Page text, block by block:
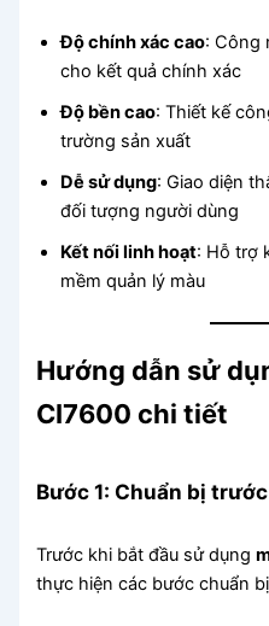
Độ chính xác cao: Công
cho kết quả chính xác
Độ bền cao: Thiết kế
trường sản xuất
Dễ sử dụng: Giao diện
đối tượng người dùng
Kết nối linh hoạt: Hỗ trợ
mềm quản lý màu
Hướng dẫn sử
CI7600 chi tiết
Bước 1: Chuẩn bị
Trước khi bắt đầu sử dụng
thực hiện các bước chuẩn